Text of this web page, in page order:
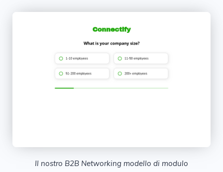
Il nostro B2B Networking modello di modulo